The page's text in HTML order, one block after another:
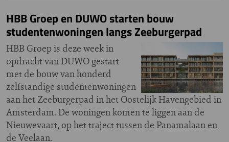
HBB Groep en DUWO starten bouw
studentenwoningen langs Zeeburgerpad
HBB Groep is deze week in
opdracht van DUWO gestart
met de bouw van honderd
zelfstandige studentenwoningen
aan het Zeeburgerpad in het Oostelijk Havengebied in
Amsterdam. De woningen komen te liggen aan de
Nieuwevaart, op het traject tussen de Panamalaan en
de Veelaan.